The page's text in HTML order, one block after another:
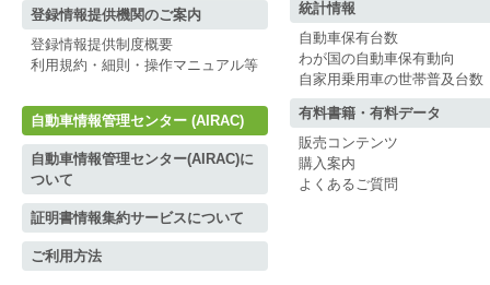
登録情報提供機関のご案内
登録情報提供制度概要
利用規約・細則・操作マニュアル等
自動車情報管理センター (AIRAC)
自動車情報管理センター(AIRAC)に
ついて
証明書情報集約サービスについて
ご利用方法
統計情報
自動車保有台数
わが国の自動車保有動向
自家用乗用車の世帯普及台数
有料書籍・有料データ
販売コンテンツ
購入案内
よくあるご質問